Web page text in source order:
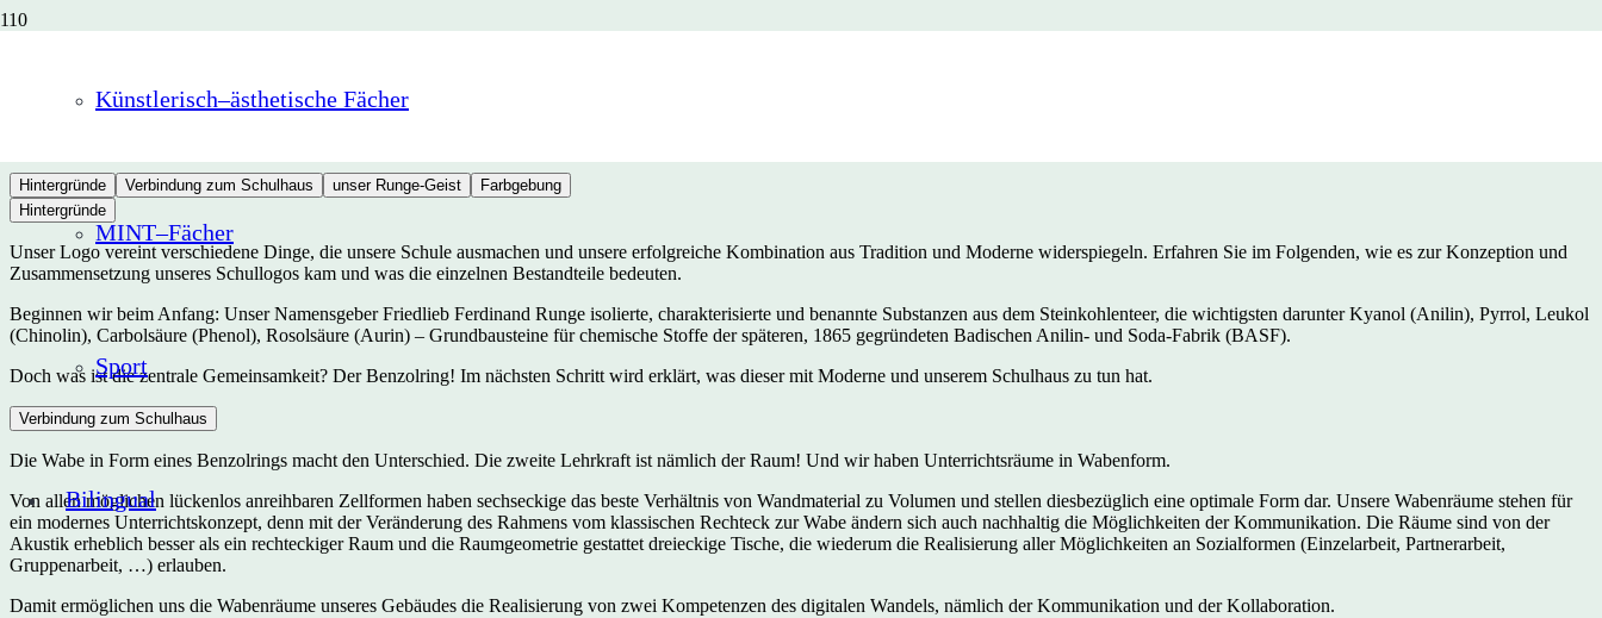
Künstlerisch–ästhetische Fächer
MINT–Fächer
Sport
Bilingual
Logokonzeption
Hintergründe Verbindung zum Schulhaus unser Runge-Geist
Farbgebung
Hintergründe
Unser Logo vereint verschiedene Dinge, die unsere Schule ausmachen und unsere erfolgreiche Kombination aus Tradition und Moderne widerspiegeln. Erfahren Sie im Folgenden, wie es zur Konzeption und
Zusammensetzung unseres Schullogos kam und was die einzelnen Bestandteile bedeuten.
Beginnen wir beim Anfang: Unser Namensgeber Friedlieb Ferdinand Runge isolierte, charakterisierte und benannte Substanzen aus dem Steinkohlenteer, die wichtigsten darunter Kyanol (Anilin), Pyrrol, Leukol
(Chinolin), Carbolsäure (Phenol), Rosolsäure (Aurin) – Grundbausteine für chemische Stoffe der späteren, 1865 gegründeten Badischen Anilin- und Soda-Fabrik (BASF).
Doch was ist die zentrale Gemeinsamkeit? Der Benzolring! Im nächsten Schritt wird erklärt, was dieser mit Moderne und unserem Schulhaus zu tun hat.
Verbindung zum Schulhaus
Die Wabe in Form eines Benzolrings macht den Unterschied. Die zweite Lehrkraft ist nämlich der Raum! Und wir haben Unterrichtsräume in Wabenform.
Von allen möglichen lückenlos anreihbaren Zellformen haben sechseckige das beste Verhältnis von Wandmaterial zu Volumen und stellen diesbezüglich eine optimale Form dar. Unsere Wabenräume stehen für
ein modernes Unterrichtskonzept, denn mit der Veränderung des Rahmens vom klassischen Rechteck zur Wabe ändern sich auch nachhaltig die Möglichkeiten der Kommunikation. Die Räume sind von der
Akustik erheblich besser als ein rechteckiger Raum und die Raumgeometrie gestattet dreieckige Tische, die wiederum die Realisierung aller Möglichkeiten an Sozialformen (Einzelarbeit, Partnerarbeit,
Gruppenarbeit, …) erlauben.
Damit ermöglichen uns die Wabenräume unseres Gebäudes die Realisierung von zwei Kompetenzen des digitalen Wandels, nämlich der Kommunikation und der Kollaboration.